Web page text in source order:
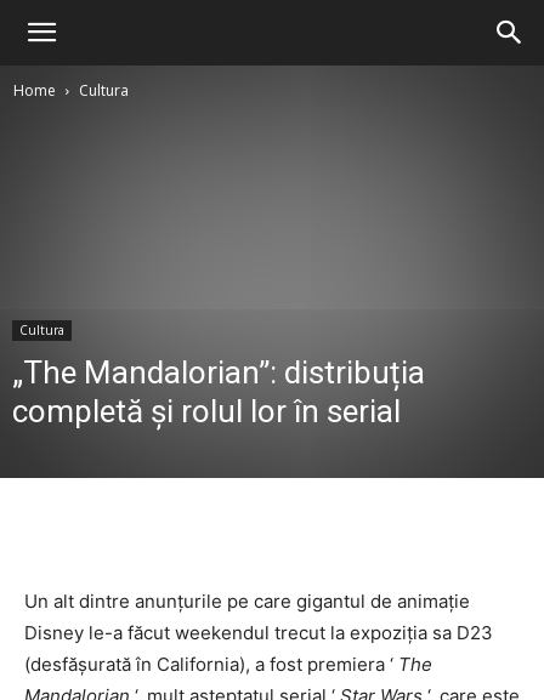
Home Cultura
Cultura
„The Mandalorian”: distribuția
completă și rolul lor în serial
Un alt dintre anunțurile pe care gigantul de animație
Disney le-a făcut weekendul trecut la expoziția sa D23
(desfășurată în California), a fost premiera ‘ The